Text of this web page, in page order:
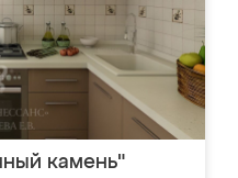
камень"